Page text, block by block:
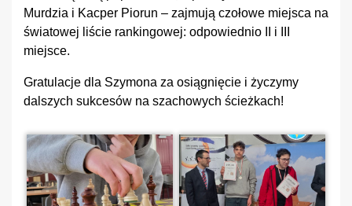
Murdzia i Kacper Piorun – zajmują czołowe miejsca na
światowej liście rankingowej: odpowiednio II i III
miejsce.
Gratulacje dla Szymona za osiągnięcie i życzymy
dalszych sukcesów na szachowych ścieżkach!